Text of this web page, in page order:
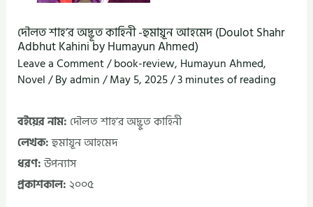
দৌলত শাহ’র অদ্ভূত কাহিনী -হুমায়ূন আহমেদ (Doulot Shahr
Adbhut Kahini by Humayun Ahmed)
Leave a Comment/book-review, Humayun Ahmed,
Novel/ Byadmin/May 5, 2025/3 minutes of reading
বইয়ের নাম: দৌলত শাহ’র অদ্ভুত কাহিনী
লেখক:হুমায়ূন আহমেদ
ধরণ:উপন্যাস
প্রকাশকাল:২০০৫